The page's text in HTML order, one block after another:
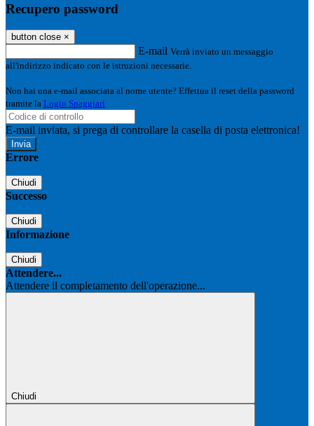
Recupero password
button close ×
E-mail Verrà inviato un messaggio
all'indirizzo indicato con le istruzioni necessarie.
Non hai una e-mail associata al nome utente? Effettua il reset della password
tramite la Login Spaggiari
E-mail inviata, si prega di controllare la casella di posta elettronica!
Errore
Chiudi
Successo
Chiudi
Informazione
Chiudi
Attendere...
Attendere il completamento dell'operazione...
Chiudi